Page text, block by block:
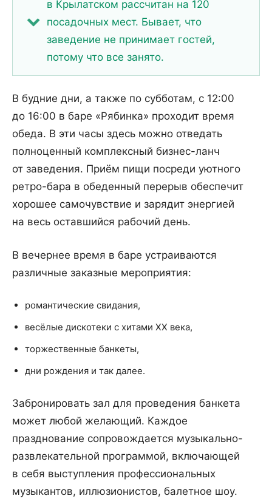
в Крылатском рассчитан на 120
посадочных мест. Бывает, что
заведение не принимает гостей,
потому что все занято.
В будние дни, а также по субботам, с 12:00
до 16:00 в баре «Рябинка» проходит время
обеда. В эти часы здесь можно отведать
полноценный комплексный бизнес-ланч
от заведения. Приём пищи посреди уютного
ретро-бара в обеденный перерыв обеспечит
хорошее самочувствие и зарядит энергией
на весь оставшийся рабочий день.
В вечернее время в баре устраиваются
различные заказные мероприятия:
романтические свидания,
весёлые дискотеки с хитами XX века,
торжественные банкеты,
дни рождения и так далее.
Забронировать зал для проведения банкета
может любой желающий. Каждое
празднование сопровождается музыкально-
развлекательной программой, включающей
в себя выступления профессиональных
музыкантов, иллюзионистов, балетное шоу.